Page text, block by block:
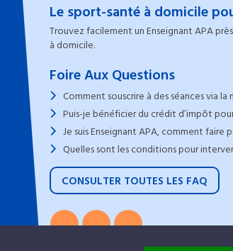
Le sport-santé à domicile
Trouvez facilement un Enseignant APA
à domicile.
Foire Aux Questions
Comment souscrire à des séances via
Puis-je bénéficier du crédit d’impôt
Je suis Enseignant APA, comment faire
Quelles sont les conditions pour
CONSULTER TOUTES LES FAQ